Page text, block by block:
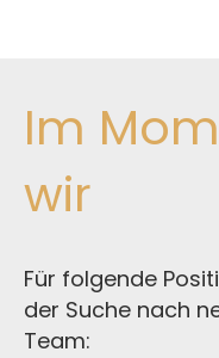
Im
wir
Für folgende
der Suche nach
Team: